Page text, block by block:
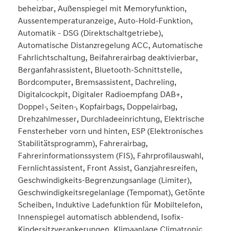
beheizbar, Außenspiegel mit Memoryfunktion,
Aussentemperaturanzeige, Auto-Hold-Funktion,
Automatik - DSG (Direktschaltgetriebe),
Automatische Distanzregelung ACC, Automatische
Fahrlichtschaltung, Beifahrerairbag deaktivierbar,
Berganfahrassistent, Bluetooth-Schnittstelle,
Bordcomputer, Bremsassistent, Dachreling,
Digitalcockpit, Digitaler Radioempfang DAB+,
Doppel-, Seiten-, Kopfairbags, Doppelairbag,
Drehzahlmesser, Durchladeeinrichtung, Elektrische
Fensterheber vorn und hinten, ESP (Elektronisches
Stabilitätsprogramm), Fahrerairbag,
Fahrerinformationssystem (FIS), Fahrprofilauswahl,
Fernlichtassistent, Front Assist, Ganzjahresreifen,
Geschwindigkeits-Begrenzungsanlage (Limiter),
Geschwindigkeitsregelanlage (Tempomat), Getönte
Scheiben, Induktive Ladefunktion für Mobiltelefon,
Innenspiegel automatisch abblendend, Isofix-
Kindersitzverankerungen, Klimaanlage Climatronic